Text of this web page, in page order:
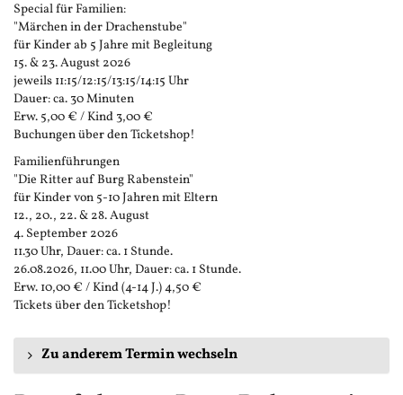
Special für Familien:
"Märchen in der Drachenstube"
für Kinder ab 5 Jahre mit Begleitung
15. & 23. August 2026
jeweils 11:15/12:15/13:15/14:15 Uhr
Dauer: ca. 30 Minuten
Erw. 5,00 € / Kind 3,00 €
Buchungen über den Ticketshop!
Familienführungen
"Die Ritter auf Burg Rabenstein"
für Kinder von 5-10 Jahren mit Eltern
12., 20., 22. & 28. August
4. September 2026
11.30 Uhr, Dauer: ca. 1 Stunde.
26.08.2026, 11.00 Uhr, Dauer: ca. 1 Stunde.
Erw. 10,00 € / Kind (4-14 J.) 4,50 €
Tickets über den Ticketshop!
Zu anderem Termin wechseln